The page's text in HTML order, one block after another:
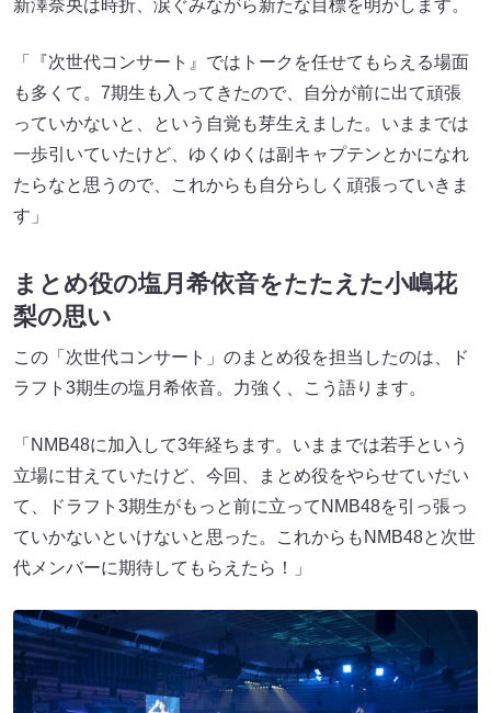
新澤奈央は時折、涙ぐみながら新たな目標を明かします。
「『次世代コンサート』ではトークを任せてもらえる場面
も多くて。7期生も入ってきたので、自分が前に出て頑張
っていかないと、という自覚も芽生えました。いままでは
一歩引いていたけど、ゆくゆくは副キャプテンとかになれ
たらなと思うので、これからも自分らしく頑張っていきま
す」
まとめ役の塩月希依音をたたえた小嶋花
梨の思い
この「次世代コンサート」のまとめ役を担当したのは、ド
ラフト3期生の塩月希依音。力強く、こう語ります。
「NMB48に加入して3年経ちます。いままでは若手という
立場に甘えていたけど、今回、まとめ役をやらせていだい
て、ドラフト3期生がもっと前に立ってNMB48を引っ張っ
ていかないといけないと思った。これからもNMB48と次世
代メンバーに期待してもらえたら！」